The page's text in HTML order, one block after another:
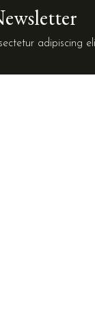
adipiscing